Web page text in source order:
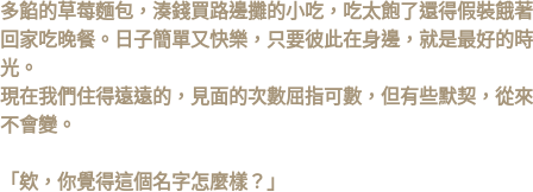
多餡的草莓麵包，湊錢買路邊攤的小吃，吃太飽了還得假裝餓著
回家吃晚餐。日子簡單又快樂，只要彼此在身邊，就是最好的時
光。
現在我們住得遠遠的，見面的次數屈指可數，但有些默契，從來
不會變。
「欸，你覺得這個名字怎麼樣？」